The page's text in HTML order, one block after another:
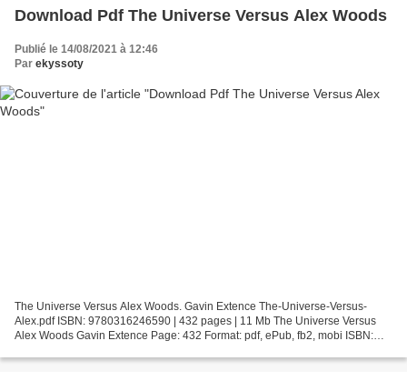
Download Pdf The Universe Versus Alex Woods
Publié le 14/08/2021 à 12:46
Par ekyssoty
The Universe Versus Alex Woods. Gavin Extence The-Universe-Versus-
Alex.pdf ISBN: 9780316246590 | 432 pages | 11 Mb The Universe Versus
Alex Woods Gavin Extence Page: 432 Format: pdf, ePub, fb2, mobi ISBN: